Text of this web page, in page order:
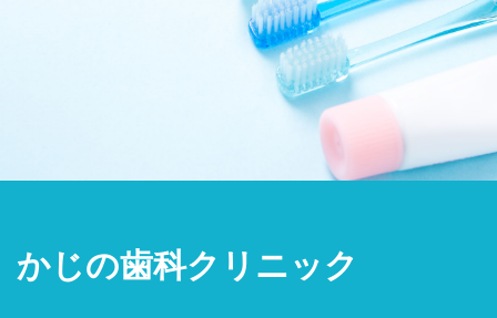
かじの歯科クリニック